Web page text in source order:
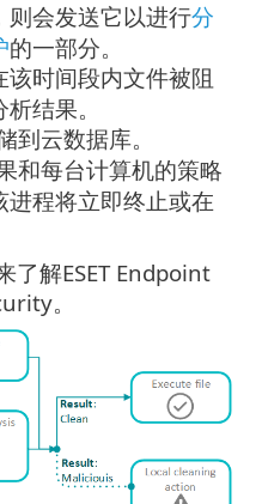
则会发送它以进行分
的一部分。
时间段内文件被阻
结果。
到云数据库。
和每台计算机的策略
程将立即终止或在
了解ESET Endpoint
。